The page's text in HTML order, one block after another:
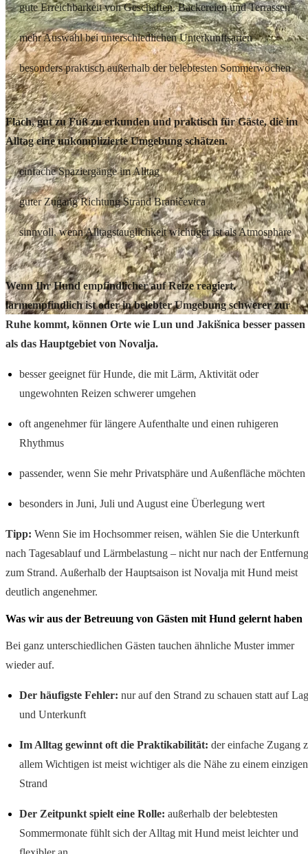
gute Erreichbarkeit von Geschäften, Bäckereien und Terrassen
mehr Auswahl bei unterschiedlichen Unterkunftsarten
besonders praktisch außerhalb der belebtesten Sommerwochen
Gajac – am besten für einen einfachen Tagesablauf
Flach, gut zu Fuß zu erkunden und praktisch für Gäste, die im
Alltag eine unkomplizierte Umgebung schätzen.
einfache Spaziergänge im Alltag
guter Zugang Richtung Strand Braničevica
sinnvoll, wenn Alltagstauglichkeit wichtiger ist als Atmosphäre
Lun und Jakišnica – besser für sensiblere Hunde
Wenn Ihr Hund empfindlicher auf Reize reagiert,
lärmempfindlich ist oder in belebter Umgebung schwerer zur
Ruhe kommt, können Orte wie Lun und Jakišnica besser passen
als das Hauptgebiet von Novalja.
besser geeignet für Hunde, die mit Lärm, Aktivität oder
ungewohnten Reizen schwerer umgehen
oft angenehmer für längere Aufenthalte und einen ruhigeren
Rhythmus
passender, wenn Sie mehr Privatsphäre und Außenfläche möchten
besonders in Juni, Juli und August eine Überlegung wert
Tipp: Wenn Sie im Hochsommer reisen, wählen Sie die Unterkunft
nach Tagesablauf und Lärmbelastung – nicht nur nach der Entfernung
zum Strand. Außerhalb der Hauptsaison ist Novalja mit Hund meist
deutlich angenehmer.
Was wir aus der Betreuung von Gästen mit Hund gelernt haben
Bei ganz unterschiedlichen Gästen tauchen ähnliche Muster immer
wieder auf.
Der häufigste Fehler: nur auf den Strand zu schauen statt auf
und Unterkunft
Im Alltag gewinnt oft die Praktikabilität: der einfache Zugang
allem Wichtigen ist meist wichtiger als die Nähe zu einem einzigen
Strand
Der Zeitpunkt spielt eine Rolle: außerhalb der belebtesten
Sommermonate fühlt sich der Alltag mit Hund meist leichter und